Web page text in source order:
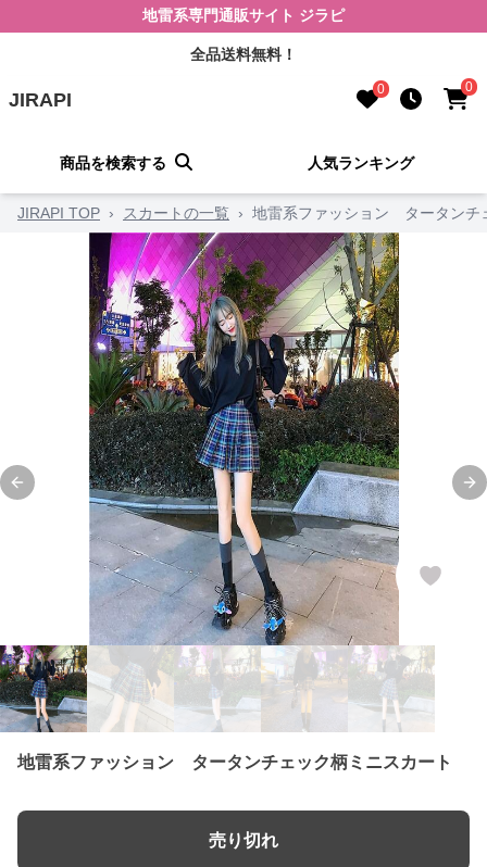
地雷系専門通販サイト ジラピ
全品送料無料！
JIRAPI 0 0
商品を検索する 人気ランキング
JIRAPI TOP › スカートの一覧 › 地雷系ファッション タータンチ
Previous slide
地雷系ファッション タータンチェック柄ミニスカート
売り切れ